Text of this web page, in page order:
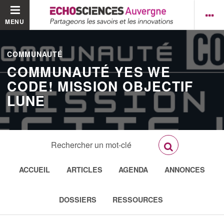
MENU
COMMUNAUTÉ
COMMUNAUTÉ YES WE
CODE! MISSION OBJECTIF
LUNE
ACCUEIL ARTICLES AGENDA ANNONCES
DOSSIERS RESSOURCES